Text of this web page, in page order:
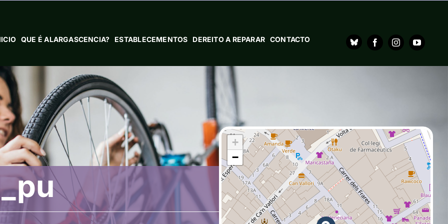
QUE É ALARGASCENCIA? ESTABLECEMENTOS DEREITO A REPARAR CONTACTO
+
−